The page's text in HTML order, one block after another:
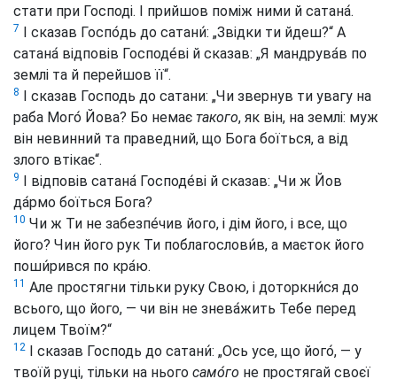
стати при Господі. І прийшов поміж ними й сатана́.
7 І сказав Госпо́дь до сатани́: „Звідки ти йдеш?“ А
сатана́ відповів Господе́ві й сказав: „Я мандрува́в по
землі та й перейшов її“.
8 І сказав Господь до сатани: „Чи звернув ти увагу на
раба Мого́ Йова? Бо немає такого, як він, на землі: муж
він невинний та праведний, що Бога боїться, а від
злого втікає“.
9 І відповів сатана́ Господе́ві й сказав: „Чи ж Йов
да́рмо боїться Бога?
10 Чи ж Ти не забезпе́чив його, і дім його, і все, що
його? Чин його рук Ти поблагослови́в, а маєток його
поши́рився по кра́ю.
11 Але простягни тільки руку Свою, і доторкни́ся до
всього, що його, — чи він не знева́жить Тебе перед
лицем Твоїм?“
12 І сказав Господь до сатани́: „Ось усе, що його́, — у
твоїй руці, тільки на нього само́го не простягай своєї